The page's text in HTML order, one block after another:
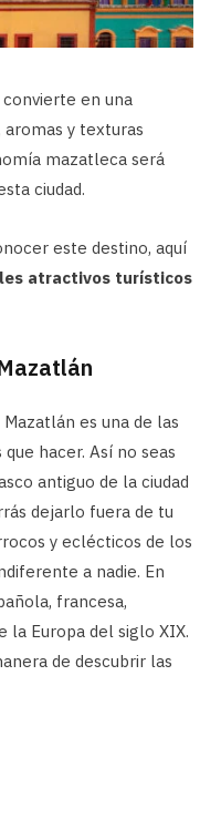
en una
y texturas
mazatleca será
ciudad.
este destino, aquí
atractivos turísticos
es una de las
hacer. Así no seas
antiguo de la ciudad
dejarlo fuera de tu
y eclécticos de los
a nadie. En
francesa,
la Europa del siglo XIX.
de descubrir las